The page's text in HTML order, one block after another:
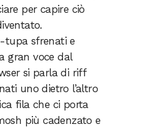
per capire ciò
tupa sfrenati e
gran voce dal
si parla di riff
uno dietro l’altro
fila che ci porta
più cadenzato e